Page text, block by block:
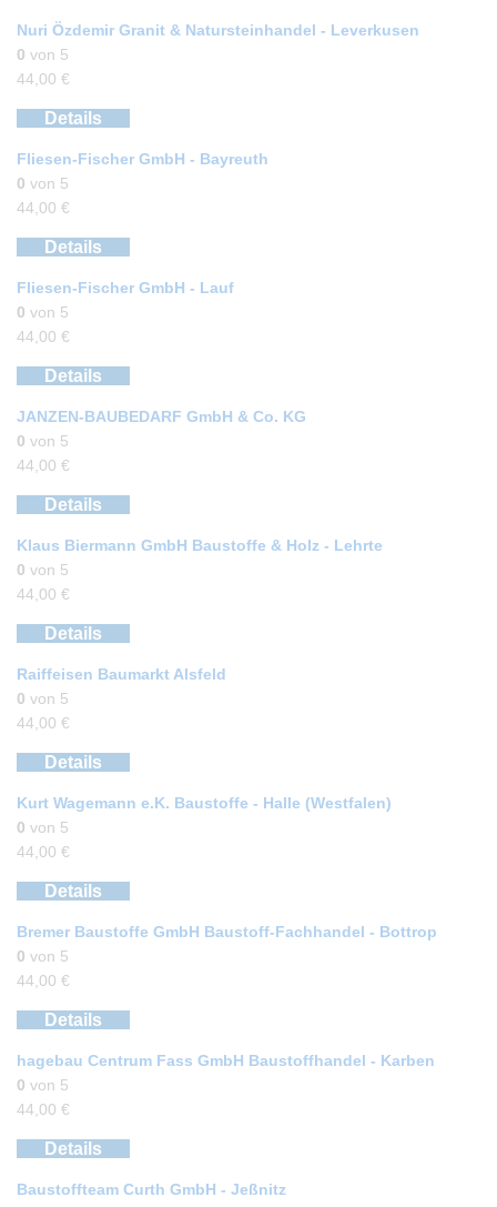
Nuri Özdemir Granit & Natursteinhandel - Leverkusen
0 von 5
44,00 €
Details
Fliesen-Fischer GmbH - Bayreuth
0 von 5
44,00 €
Details
Fliesen-Fischer GmbH - Lauf
0 von 5
44,00 €
Details
JANZEN-BAUBEDARF GmbH & Co. KG
0 von 5
44,00 €
Details
Klaus Biermann GmbH Baustoffe & Holz - Lehrte
0 von 5
44,00 €
Details
Raiffeisen Baumarkt Alsfeld
0 von 5
44,00 €
Details
Kurt Wagemann e.K. Baustoffe - Halle (Westfalen)
0 von 5
44,00 €
Details
Bremer Baustoffe GmbH Baustoff-Fachhandel - Bottrop
0 von 5
44,00 €
Details
hagebau Centrum Fass GmbH Baustoffhandel - Karben
0 von 5
44,00 €
Details
Baustoffteam Curth GmbH - Jeßnitz